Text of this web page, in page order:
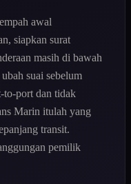
awal
siapkan surat
masih di bawah
suai sebelum
to-port dan tidak
Marin itulah yang
transit.
pemilik